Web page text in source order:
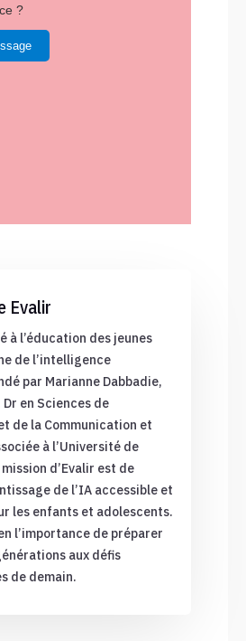
?
Evalir
à l’éducation des jeunes
de l’intelligence
par Marianne Dabbadie,
en Sciences de
de la Communication et
à l’Université de
d’Evalir est de
de l’IA accessible et
les enfants et adolescents.
l’importance de préparer
aux défis
de demain.